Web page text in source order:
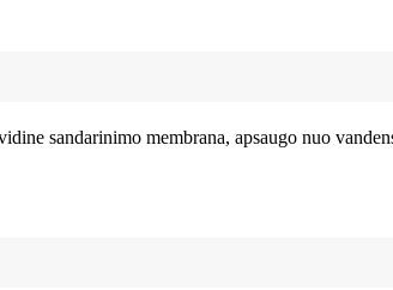
sandarinimo membrana, apsaugo nuo